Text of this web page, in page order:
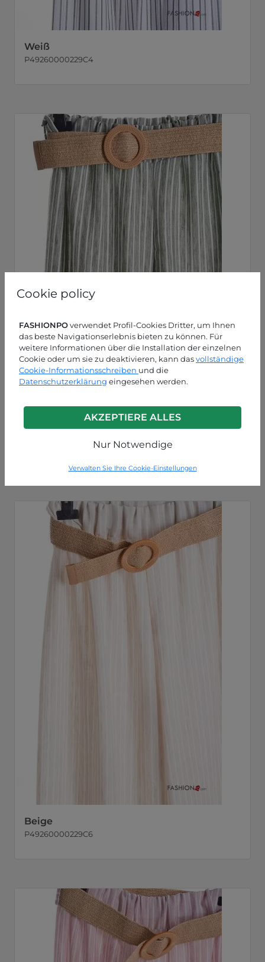
Cookie policy
FASHIONPOverwendet Profil-Cookies Dritter, um Ihnen
das beste Navigationserlebnis bieten zu können. Für
weitere Informationen über die Installation der einzelnen
Cookie oder um sie zu deaktivieren, kann dasvollständige
Cookie-Informationsschreiben und die
Datenschutzerklärung eingesehen werden.
AKZEPTIERE ALLES
Nur Notwendige
Verwalten Sie Ihre Cookie-Einstellungen
Weiß
P49260000229C4
Beige
P49260000229C6